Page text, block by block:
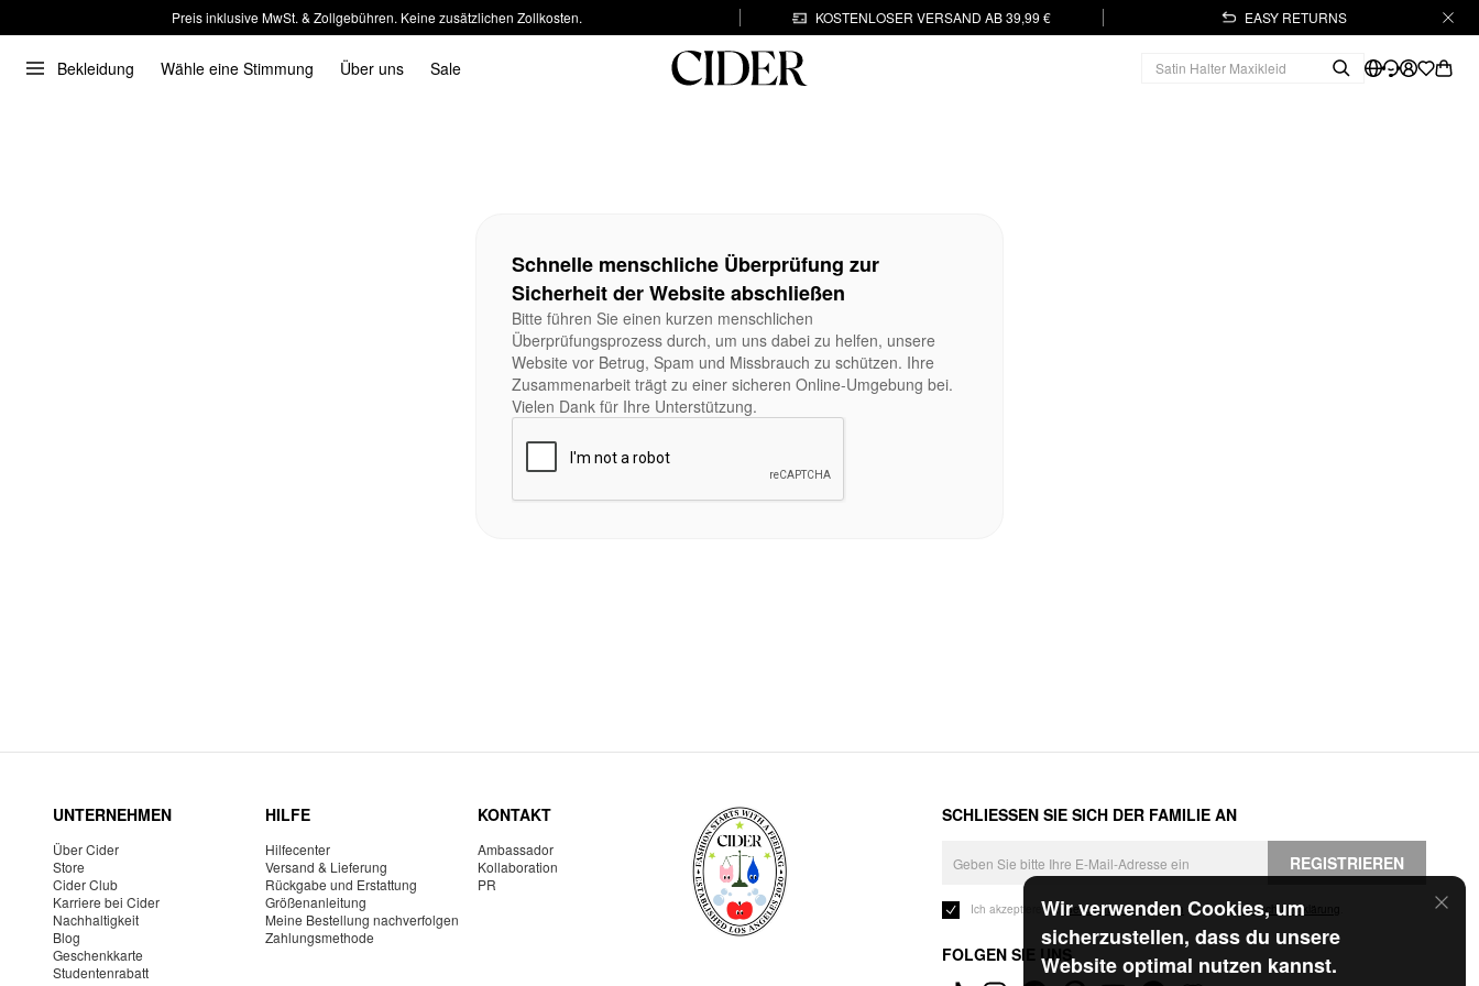
Preis inklusive MwSt. & Zollgebühren. Keine zusätzlichen Zollkosten. KOSTENLOSER VERSAND AB 39,99 € EASY RETURNS
Bekleidung Wähle eine Stimmung Über uns Sale
Wir verwenden Cookies, um
sicherzustellen, dass du unsere
Website optimal nutzen kannst.
Schnelle menschliche Überprüfung zur
Sicherheit der Website abschließen
Bitte führen Sie einen kurzen menschlichen
Überprüfungsprozess durch, um uns dabei zu helfen, unsere
Website vor Betrug, Spam und Missbrauch zu schützen. Ihre
Zusammenarbeit trägt zu einer sicheren Online-Umgebung bei.
Vielen Dank für Ihre Unterstützung.
UNTERNEHMEN
Über Cider
Store
Cider Club
Karriere bei Cider
Nachhaltigkeit
Blog
Geschenkkarte
Studentenrabatt
HILFE
Hilfecenter
Versand & Lieferung
Rückgabe und Erstattung
Größenanleitung
Meine Bestellung nachverfolgen
Zahlungsmethode
KONTAKT
Ambassador
Kollaboration
PR
SCHLIESSEN SIE SICH DER FAMILIE AN
REGISTRIEREN
Ich akzeptiere dieGeschäftsbedingungen und die Datenschutzerklärung
FOLGEN SIE UNS